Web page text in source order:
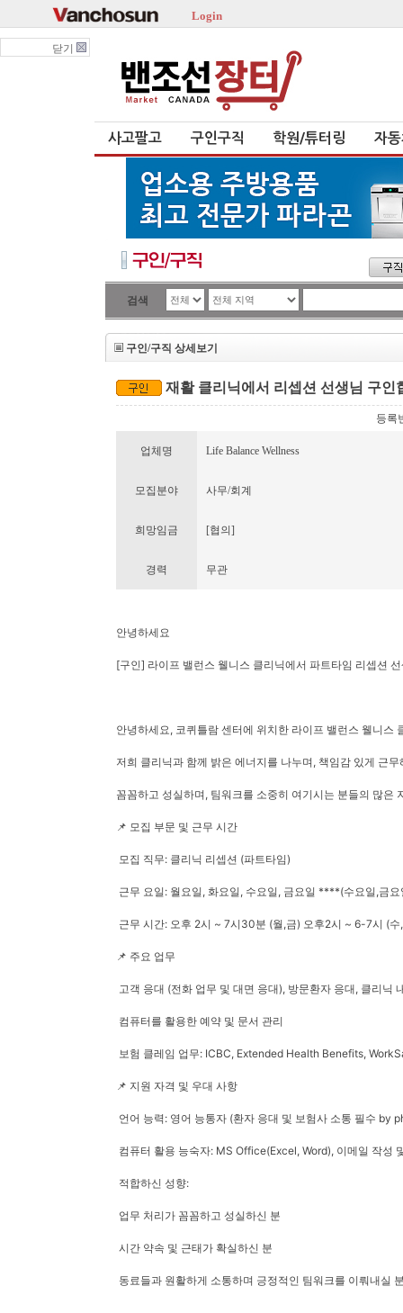
Login
닫기
사고팔고 구인구직 학원/튜터링 자
검색
구인/구직 상세보기
재활 클리닉에서 리셉션 선생님 구인
등록
업체명 Life Balance Wellness
모집분야 사무/회계
희망임금 [협의]
경력 무관
안녕하세요
[구인] 라이프 밸런스 웰니스 클리닉에서 파트타임 리셉션
안녕하세요, 코퀴틀람 센터에 위치한 라이프 밸런스 웰니스
저희 클리닉과 함께 밝은 에너지를 나누며, 책임감 있게 근
꼼꼼하고 성실하며, 팀워크를 소중히 여기시는 분들의 많은
📌 모집 부문 및 근무 시간
모집 직무: 클리닉 리셉션 (파트타임)
근무 요일: 월요일, 화요일, 수요일, 금요일 ****(수요일,금
근무 시간: 오후 2시 ~ 7시30분 (월,금) 오후2시 ~ 6-7시 (수
📌 주요 업무
고객 응대 (전화 업무 및 대면 응대), 방문환자 응대, 클리닉
컴퓨터를 활용한 예약 및 문서 관리
보험 클레임 업무: ICBC, Extended Health Benefits,
📌 지원 자격 및 우대 사항
언어 능력: 영어 능통자 (환자 응대 및 보험사 소통 필수 by
컴퓨터 활용 능숙자: MS Office(Excel, Word), 이메일 작성
적합하신 성향:
업무 처리가 꼼꼼하고 성실하신 분
시간 약속 및 근태가 확실하신 분
동료들과 원활하게 소통하며 긍정적인 팀워크를 이뤄내실